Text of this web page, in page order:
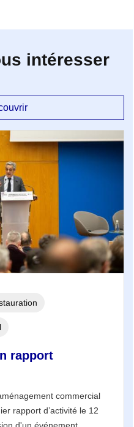
intéresser
rapport
commercial
rapport d’activité le 12
d'un événement